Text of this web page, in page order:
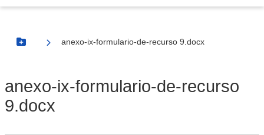
Botão Menu
anexo-ix-formulario-de-recurso 9.docx
anexo-ix-formulario-de-recurso
9.docx